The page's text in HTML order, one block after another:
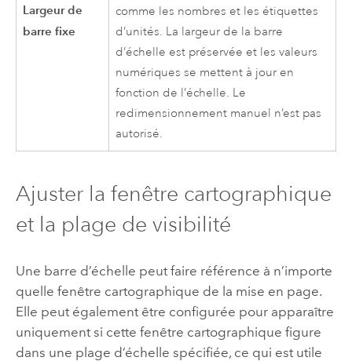
Largeur de
barre fixe
comme les nombres et les étiquettes
d’unités. La largeur de la barre
d’échelle est préservée et les valeurs
numériques se mettent à jour en
fonction de l’échelle. Le
redimensionnement manuel n’est pas
autorisé.
Ajuster la fenêtre cartographique
et la plage de visibilité
Une barre d’échelle peut faire référence à n’importe
quelle fenêtre cartographique de la mise en page.
Elle peut également être configurée pour apparaître
uniquement si cette fenêtre cartographique figure
dans une plage d’échelle spécifiée, ce qui est utile